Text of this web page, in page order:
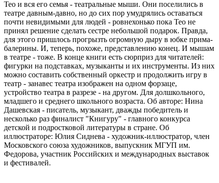
Тео и вся его семья - театральные мыши. Они поселились в
театре давным-давно, но до сих пор умудрялись оставаться
почти невидимыми для людей - ровнехонько пока Тео не
принял решение сделать сестре небольшой подарок. Правда,
для этого пришлось прогрызть огромную дыру в юбке прима-
балерины. И, теперь, похоже, представлению конец. И мышам
в театре - тоже. В конце книги есть сюрприз для читателей:
фигурки на подставках, музыканты и их инструменты. Из них
можно составить собственный оркестр и продолжить игру в
театр - занавес театра изображен на одном форзаце,
устройство театра в разрезе - на другом. Для долшкольного,
младшего и среднего школьного возраста. Об авторе: Нина
Дашевская - писатель, музыкант, дважды победитель и
несколько раз финалист "Книгуру" - главного конкурса
детской и подростковой литературы в стране. Об
иллюстраторе: Юлия Сиднева - художник-иллюстратор, член
Московского союза художников, выпускник МГУП им.
Федорова, участник Российских и международных выставок
и фестивалей.